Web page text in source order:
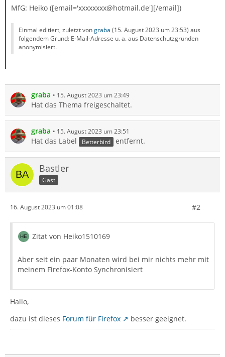
MfG: Heiko ([email='xxxxxxxx@hotmail.de'][/email])
Einmal editiert, zuletzt vongraba (15. August 2023 um 23:53) aus
folgendem Grund: E-Mail-Adresse u. a. aus Datenschutzgründen
anonymisiert.
graba 15. August 2023 um 23:49
Hat das Thema freigeschaltet.
graba 15. August 2023 um 23:51
Hat das Label Betterbird entfernt.
Bastler
Gast
16. August 2023 um 01:08 #2
Zitat von Heiko1510169
Aber seit ein paar Monaten wird bei mir nichts mehr mit
meinem Firefox-Konto Synchronisiert
Hallo,
dazu ist dieses Forum für Firefox besser geeignet.